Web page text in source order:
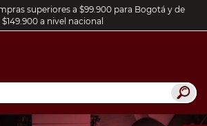
superiores a $99.900 para Bogotá y de
$149.900 a nivel nacional